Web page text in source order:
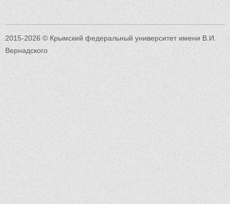
2015-2026 © Крымский федеральный университет имени В.И.
Вернадского